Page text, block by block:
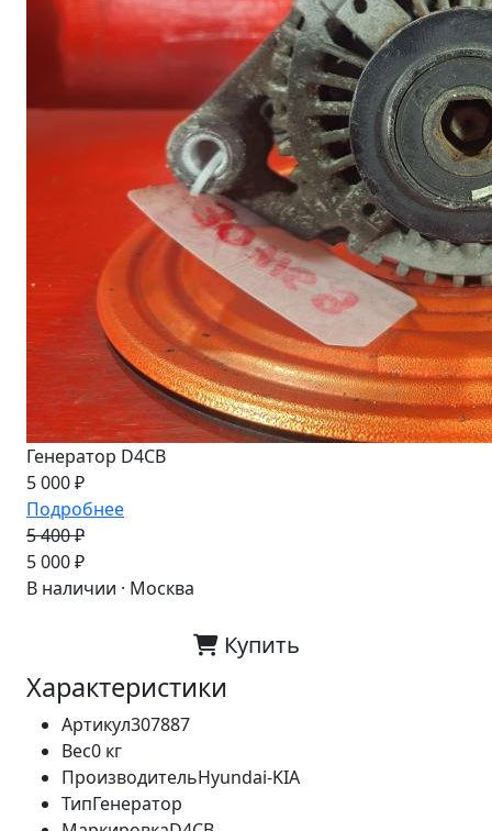
Генератор D4CB
5 000 ₽
Подробнее
5 400 ₽
5 000 ₽
В наличии · Москва
Купить
Характеристики
Артикул307887
Вес0 кг
ПроизводительHyundai-KIA
ТипГенератор